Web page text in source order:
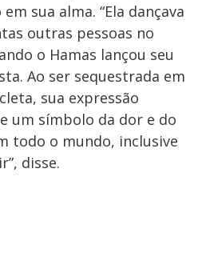
sua alma. “Ela dançava
outras pessoas no
o Hamas lançou seu
Ao ser sequestrada em
sua expressão
um símbolo da dor e do
todo o mundo, inclusive
disse.